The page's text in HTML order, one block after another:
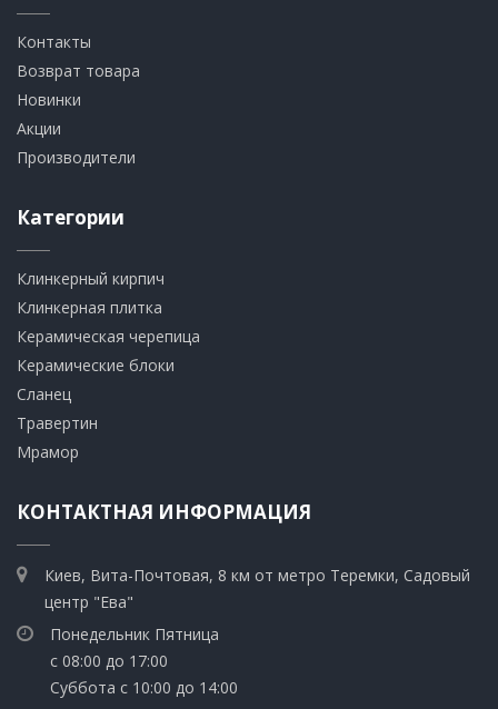
Контакты
Возврат товара
Новинки
Акции
Производители
Категории
Клинкерный кирпич​
​Клинкерная плитка
​Керамическая черепица
​Керамические блоки
​Сланец
Травертин​
​Мрамор
КОНТАКТНАЯ ИНФОРМАЦИЯ
Киев, Вита-Почтовая, 8 км от метро Теремки, Садовый
центр "Ева"
Понедельник Пятница
с 08:00 до 17:00
Суббота с 10:00 до 14:00